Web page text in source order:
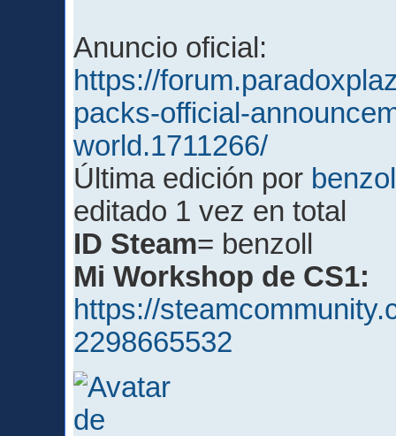
Anuncio oficial:
https://
packs-official-
world.1711266/
Última edición por
editado 1 vez en total
ID Steam= benzoll
Mi Workshop de CS1:
https://
2298665532